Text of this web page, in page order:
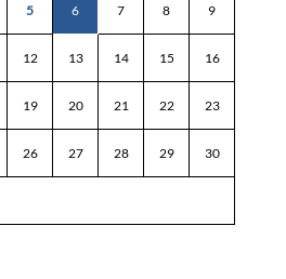
5 6 7 8 9
12 13 14 15 16
19 20 21 22 23
26 27 28 29 30